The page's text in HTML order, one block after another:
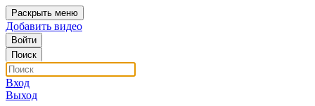
Раскрыть меню
Добавить видео
Войти
Поиск
Вход
Выход